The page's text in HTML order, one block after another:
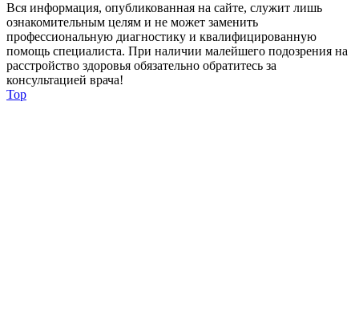
Вся информация, опубликованная на сайте, служит лишь
ознакомительным целям и не может заменить
профессиональную диагностику и квалифицированную
помощь специалиста. При наличии малейшего подозрения на
расстройство здоровья обязательно обратитесь за
консультацией врача!
Top